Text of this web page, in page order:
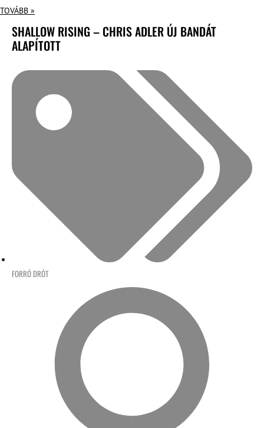
TOVÁBB »
SHALLOW RISING – CHRIS ADLER ÚJ BANDÁT
ALAPÍTOTT
FORRÓ DRÓT